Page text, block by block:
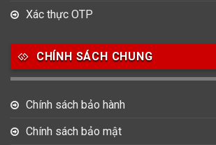
Xác thực OTP
CHÍNH SÁCH CHUNG
Chính sách bảo hành
Chính sách bảo mật